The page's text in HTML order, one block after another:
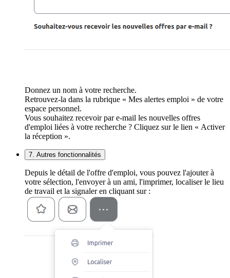
Donnez un nom à votre recherche.
Retrouvez-la dans la rubrique « Mes alertes emploi » de votre
espace personnel.
Vous souhaitez recevoir par e-mail les nouvelles offres
d'emploi liées à votre recherche ? Cliquez sur le lien « Activer
la réception ».
7. Autres fonctionnalités
Depuis le détail de l'offre d'emploi, vous pouvez l'ajouter à
votre sélection, l'envoyer à un ami, l'imprimer, localiser le lieu
de travail et la signaler en cliquant sur :